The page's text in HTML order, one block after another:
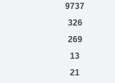
9737
326
269
13
21